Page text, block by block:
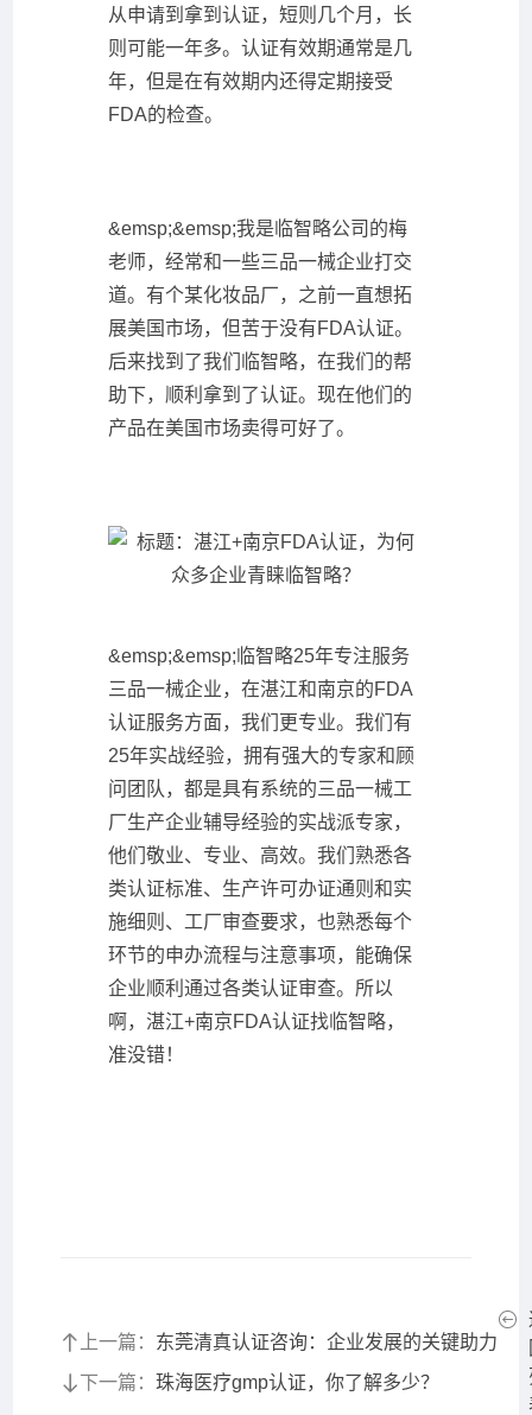
从申请到拿到认证，短则几个月，长
则可能一年多。认证有效期通常是几
年，但是在有效期内还得定期接受
FDA的检查。
&emsp;&emsp;我是临智略公司的梅
老师，经常和一些三品一械企业打交
道。有个某化妆品厂，之前一直想拓
展美国市场，但苦于没有FDA认证。
后来找到了我们临智略，在我们的帮
助下，顺利拿到了认证。现在他们的
产品在美国市场卖得可好了。
&emsp;&emsp;临智略25年专注服务
三品一械企业，在湛江和南京的FDA
认证服务方面，我们更专业。我们有
25年实战经验，拥有强大的专家和顾
问团队，都是具有系统的三品一械工
厂生产企业辅导经验的实战派专家，
他们敬业、专业、高效。我们熟悉各
类认证标准、生产许可办证通则和实
施细则、工厂审查要求，也熟悉每个
环节的申办流程与注意事项，能确保
企业顺利通过各类认证审查。所以
啊，湛江+南京FDA认证找临智略，
准没错！
上一篇： 东莞清真认证咨询：企业发展的关键助力
下一篇： 珠海医疗gmp认证，你了解多少？